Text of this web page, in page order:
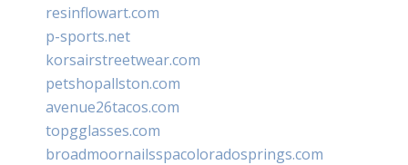
resinflowart.com
p-sports.net
korsairstreetwear.com
petshopallston.com
avenue26tacos.com
topgglasses.com
broadmoornailsspacoloradosprings.com